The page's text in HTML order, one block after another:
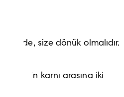
önde, size dönük olmalıdır.
karnı arasına iki